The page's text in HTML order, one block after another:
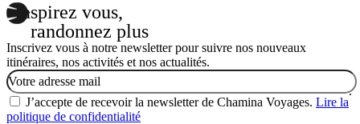
Inspirez vous,
randonnez plus
Inscrivez vous à notre newsletter pour suivre nos nouveaux
itinéraires, nos activités et nos actualités.
Email
J’accepte de recevoir la newsletter de Chamina Voyages. Lire la
politique de confidentialité